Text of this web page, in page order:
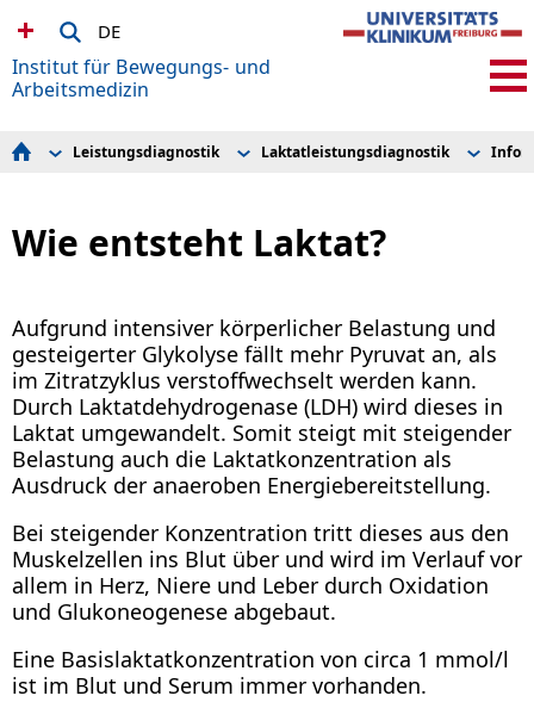
DE
Institut für Bewegungs- und
Arbeitsmedizin
Team
Forschung
Leistungsdiagnostik
Laktatleistungsdiagnostik
Wie entsteht Laktat?
Aufgrund intensiver körperlicher Belastung und
gesteigerter Glykolyse fällt mehr Pyruvat an, als
im Zitratzyklus verstoffwechselt werden kann.
Durch Laktatdehydrogenase (LDH) wird dieses in
Laktat umgewandelt. Somit steigt mit steigender
Belastung auch die Laktatkonzentration als
Ausdruck der anaeroben Energiebereitstellung.
Bei steigender Konzentration tritt dieses aus den
Muskelzellen ins Blut über und wird im Verlauf vor
allem in Herz, Niere und Leber durch Oxidation
und Glukoneogenese abgebaut.
Eine Basislaktatkonzentration von circa 1 mmol/l
ist im Blut und Serum immer vorhanden.